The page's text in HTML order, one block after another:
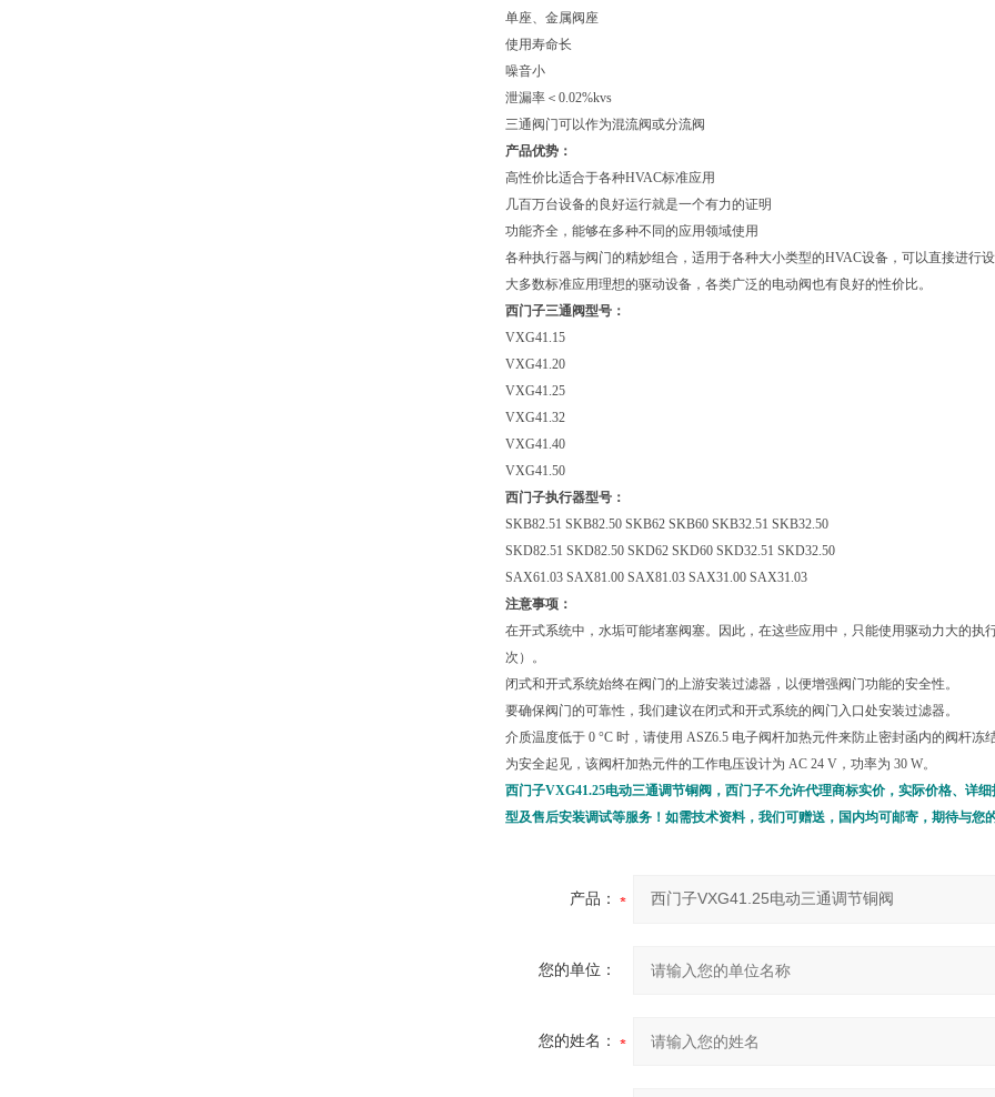
单座、金属阀座
使用寿命长
噪音小
泄漏率＜0.02%kvs
三通阀门可以作为混流阀或分流阀
产品优势：
高性价比适合于各种HVAC标准应用
几百万台设备的良好运行就是一个有力的证明
功能齐全，能够在多种不同的应用领域使用
各种执行器与阀门的精妙组合，适用于各种大小类型的HVAC设备，可以直接进行
大多数标准应用理想的驱动设备，各类广泛的电动阀也有良好的性价比。
西门子三通阀型号：
VXG41.15
VXG41.20
VXG41.25
VXG41.32
VXG41.40
VXG41.50
西门子执行器型号：
SKB82.51 SKB82.50 SKB62 SKB60 SKB32.51 SKB32.50
SKD82.51 SKD82.50 SKD62 SKD60 SKD32.51 SKD32.50
SAX61.03 SAX81.00 SAX81.03 SAX31.00 SAX31.03
注意事项：
在开式系统中，水垢可能堵塞阀塞。因此，在这些应用中，只能使用驱动力大的执
次）。
闭式和开式系统始终在阀门的上游安装过滤器，以便增强阀门功能的安全性。
要确保阀门的可靠性，我们建议在闭式和开式系统的阀门入口处安装过滤器。
介质温度低于 0 °C 时，请使用 ASZ6.5 电子阀杆加热元件来防止密封函内的阀杆冻
为安全起见，该阀杆加热元件的工作电压设计为 AC 24 V，功率为 30 W。
西门子VXG41.25电动三通调节铜阀，西门子不允许代理商标实价，实际价格、详
型及售后安装调试等服务！如需技术资料，我们可赠送，国内均可邮寄，期待与您
产品：
您的单位：
您的姓名：